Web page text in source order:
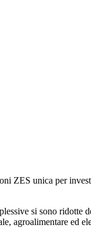
ZES unica per
si sono
agroalimentare ed